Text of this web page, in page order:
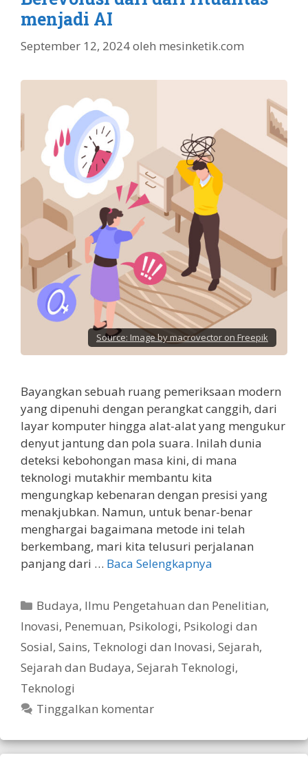
menjadi AI
September 12, 2024oleh mesinketik.com
Source: Image by macrovector on Freepik
Bayangkan sebuah ruang pemeriksaan modern
yang dipenuhi dengan perangkat canggih, dari
layar komputer hingga alat-alat yang mengukur
denyut jantung dan pola suara. Inilah dunia
deteksi kebohongan masa kini, di mana
teknologi mutakhir membantu kita
mengungkap kebenaran dengan presisi yang
menakjubkan. Namun, untuk benar-benar
menghargai bagaimana metode ini telah
berkembang, mari kita telusuri perjalanan
panjang dari … Baca Selengkapnya
Kategori
Budaya, Ilmu Pengetahuan dan Penelitian,
Inovasi, Penemuan, Psikologi, Psikologi dan
Sosial, Sains, Teknologi dan Inovasi, Sejarah,
Sejarah dan Budaya, Sejarah Teknologi,
Teknologi
Tinggalkan komentar